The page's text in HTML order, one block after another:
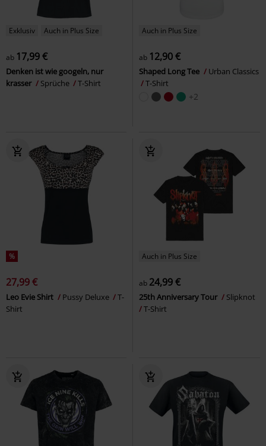
Exklusiv Auch in Plus Size
ab 17,99 €
Denken ist wie googeln, nur
krasser
Sprüche T-Shirt
Auch in Plus Size
ab 12,90 €
Shaped Long Tee
Urban Classics
T-Shirt
+2
%
27,99 €
Leo Evie Shirt Pussy Deluxe
T-
Shirt
Auch in Plus Size
ab 24,99 €
25th Anniversary Tour
Slipknot
T-Shirt